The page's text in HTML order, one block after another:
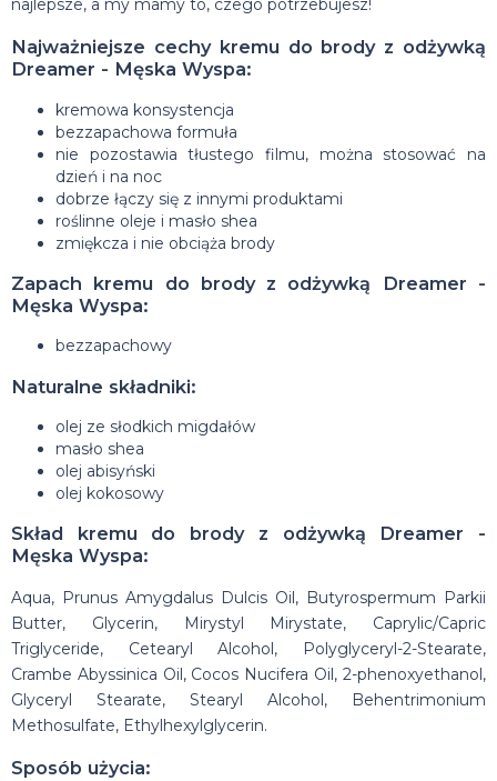
najlepsze, a my mamy to, czego potrzebujesz!
Najważniejsze cechy kremu do brody z odżywką
Dreamer - Męska Wyspa:
kremowa konsystencja
bezzapachowa formuła
nie pozostawia tłustego filmu, można stosować na
dzień i na noc
dobrze łączy się z innymi produktami
roślinne oleje i masło shea
zmiękcza i nie obciąża brody
Zapach kremu do brody z odżywką Dreamer -
Męska Wyspa:
bezzapachowy
Naturalne składniki:
olej ze słodkich migdałów
masło shea
olej abisyński
olej kokosowy
Skład kremu do brody z odżywką Dreamer -
Męska Wyspa:
Aqua, Prunus Amygdalus Dulcis Oil, Butyrospermum Parkii
Butter, Glycerin, Mirystyl Mirystate, Caprylic/Capric
Triglyceride, Cetearyl Alcohol, Polyglyceryl-2-Stearate,
Crambe Abyssinica Oil, Cocos Nucifera Oil, 2-phenoxyethanol,
Glyceryl Stearate, Stearyl Alcohol, Behentrimonium
Methosulfate, Ethylhexylglycerin.
Sposób użycia: